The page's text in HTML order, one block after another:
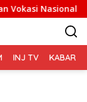
Batch 4
INJ TV KABAR